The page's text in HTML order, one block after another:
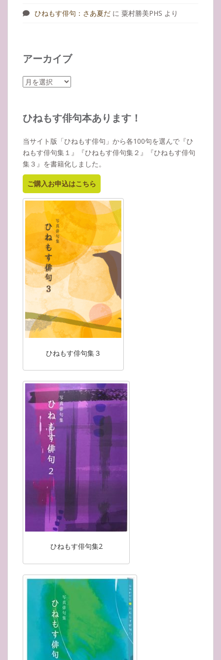
ひねもす俳句：さあ夏だ に 粟村勝美PHS より
アーカイブ
ア
イ
ひねもす俳句本あります！
当サイト版「ひねもす俳句」から各100句を選んで『ひ
ねもす俳句集１』『ひねもす俳句集２』『ひねもす俳句
集３』を書籍化しました。
ご購入お申込はこちら
ひねもす俳句集３
ひねもす俳句集2